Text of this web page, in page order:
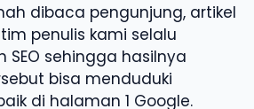
dibaca pengunjung, artikel
penulis kami selalu
SEO sehingga hasilnya
bisa menduduki
di halaman 1 Google.